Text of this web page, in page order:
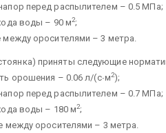
перед распылителем – 0.5 МПа;
воды – 90 м2;
оросителями – 3 метра.
приняты следующие
орошения – 0.06 л/(с∙м2);
перед распылителем – 0.7 МПа;
воды – 180 м2;
между оросителями – 3 метра.